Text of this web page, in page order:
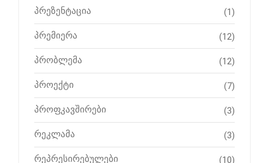
პრეზენტაცია (1)
პრემიერა (12)
პრობლემა (12)
პროექტი (7)
პროფკავშირები (3)
რეკლამა (3)
რეპრესირებულები (10)